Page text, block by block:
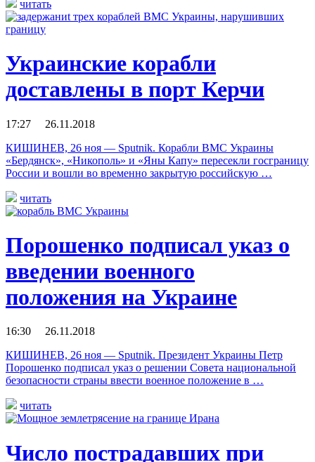
читать
Украинские корабли
доставлены в порт Керчи
17:27 26.11.2018
КИШИНЕВ, 26 ноя — Sputnik. Корабли ВМС Украины
«Бердянск», «Никополь» и «Яны Капу» пересекли госграницу
России и вошли во временно закрытую российскую …
читать
Порошенко подписал указ о
введении военного
положения на Украине
16:30 26.11.2018
КИШИНЕВ, 26 ноя — Sputnik. Президент Украины Петр
Порошенко подписал указ о решении Совета национальной
безопасности страны ввести военное положение в …
читать
Число пострадавших при